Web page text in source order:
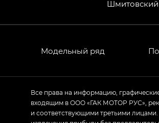
Empow — Эмпау
Модельный ряд
Все права на информацию,
входящим в ООО «ГАК МОТОР РУС»,
и соответствующими третьими